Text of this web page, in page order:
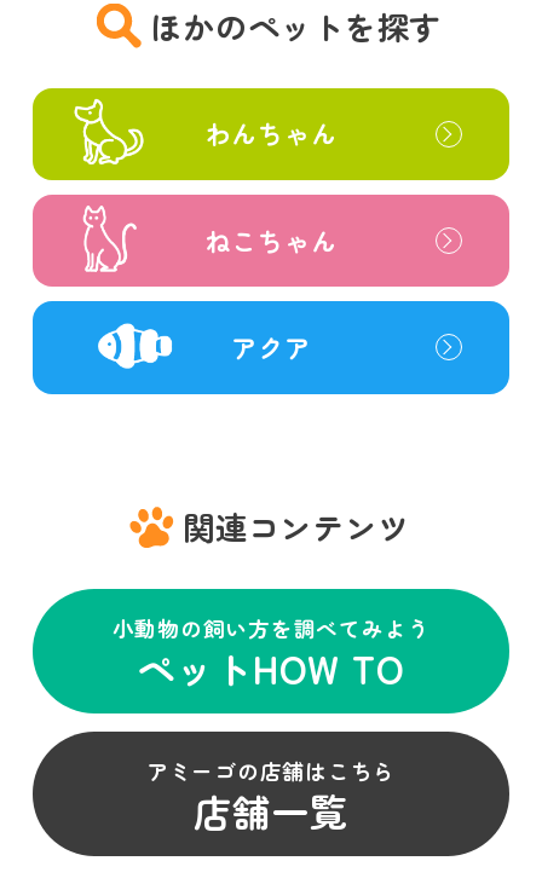
ほかのペットを探す
わんちゃん
ねこちゃん
アクア
関連コンテンツ
小動物の飼い方を調べてみよう
ペットHOW TO
アミーゴの店舗はこちら
店舗一覧